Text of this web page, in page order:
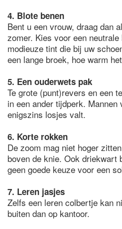
4. Blote benen
Bent u een vrouw, draag dan
zomer. Kies voor een
modieuze tint die bij uw
een lange broek, hoe warm
5. Een ouderwets pak
Te grote (punt)revers en een
in een ander tijdperk.
enigszins losjes valt.
6. Korte rokken
De zoom mag niet hoger
boven de knie. Ook driekwart
geen goede keuze voor een
7. Leren jasjes
Zelfs een leren colbertje kan
buiten dan op kantoor.